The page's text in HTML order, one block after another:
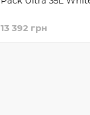
13 392 грн